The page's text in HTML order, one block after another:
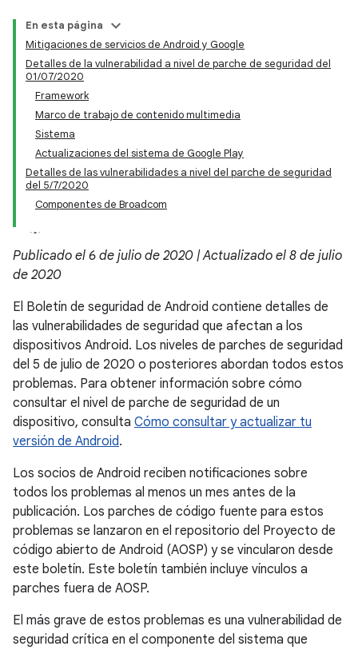
En esta página
Mitigaciones de servicios de Android y Google
Detalles de la vulnerabilidad a nivel de parche de seguridad del
01/07/2020
Framework
Marco de trabajo de contenido multimedia
Sistema
Actualizaciones del sistema de Google Play
Detalles de las vulnerabilidades a nivel del parche de seguridad
del 5/7/2020
Componentes de Broadcom
Publicado el 6 de julio de 2020 | Actualizado el 8 de julio
de 2020
El Boletín de seguridad de Android contiene detalles de
las vulnerabilidades de seguridad que afectan a los
dispositivos Android. Los niveles de parches de seguridad
del 5 de julio de 2020 o posteriores abordan todos estos
problemas. Para obtener información sobre cómo
consultar el nivel de parche de seguridad de un
dispositivo, consulta Cómo consultar y actualizar tu
versión de Android.
Los socios de Android reciben notificaciones sobre
todos los problemas al menos un mes antes de la
publicación. Los parches de código fuente para estos
problemas se lanzaron en el repositorio del Proyecto de
código abierto de Android (AOSP) y se vincularon desde
este boletín. Este boletín también incluye vínculos a
parches fuera de AOSP.
El más grave de estos problemas es una vulnerabilidad de
seguridad crítica en el componente del sistema que